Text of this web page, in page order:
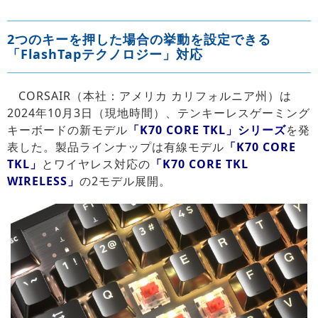
2つのキーを押した場合の挙動を設定できる
「FlashTapテクノロジー」対応
CORSAIR（本社：アメリカ カリフォルニア州）は
2024年10月3日（現地時間）、テンキーレスゲーミング
キーボードの新モデル 「K70 CORE TKL」シリーズを発
表した。製品ラインナップは有線モデル 「K70 CORE
TKL」 とワイヤレス対応の 「K70 CORE TKL
WIRELESS」 の2モデル展開。